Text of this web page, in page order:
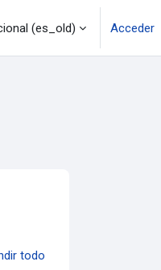
‎(es_old)‎ Acceder
todo